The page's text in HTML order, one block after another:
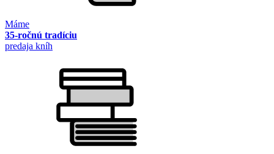
Máme
35-ročnú tradíciu
predaja kníh